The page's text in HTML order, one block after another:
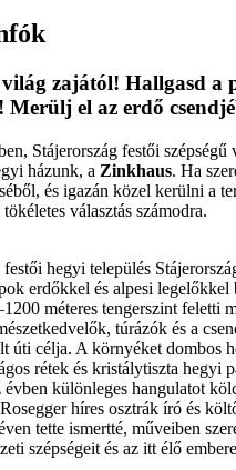
zajától! Hallgasd a
Merülj el az erdő
Stájerország festői szépségű
házunk, a Zinkhaus. Ha
és igazán közel kerülni a
választás számodra.
hegyi település
erdőkkel és alpesi legelőkkel
méteres tengerszint feletti
túrázók és a
úti célja. A környéket dombos
rétek és kristálytiszta hegyi
évben különleges hangulatot
híres osztrák író és
tette ismertté, műveiben
szépségeit és az itt élő